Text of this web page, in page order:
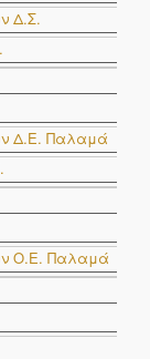
Δ.Σ.
Δ.E. Παλαμά
Ο.E. Παλαμά